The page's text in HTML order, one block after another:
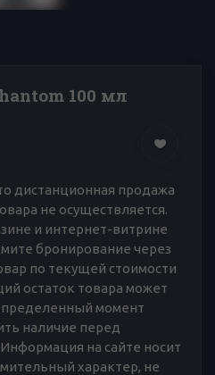
100 мл
дистанционная продажа
не осуществляется.
и интернет-витрине
бронирование через
по текущей стоимости
остаток товара может
момент
наличие перед
на сайте носит
характер, не